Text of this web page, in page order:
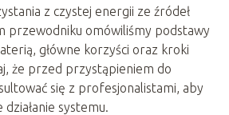
z czystej energii ze źródeł
przewodniku omówiliśmy podstawy
główne korzyści oraz kroki
że przed przystąpieniem do
się z profesjonalistami, aby
systemu.